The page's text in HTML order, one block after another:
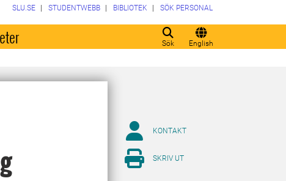
Sök English
SLU.SE STUDENTWEBB BIBLIOTEK SÖK PERSONAL
KONTAKT
SKRIV UT